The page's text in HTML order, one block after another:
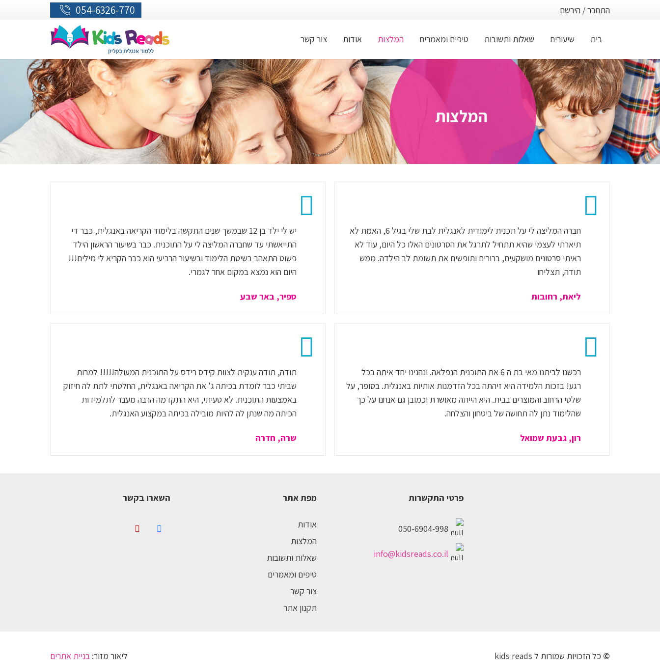
התחבר/ הירשם 054-6326-770
בית שיעורים שאלות ותשובות טיפים ומאמרים המלצות אודות צור קשר
חברה המליצה לי על תכנית לימודית לאנגלית לבת שלי בגיל 6, האמת לא
תיארתי לעצמי שהיא תתחיל לתרגל את הסרטונים האלו כל היום, עוד לא
ראיתי סרטונים מושקעים, ברורים ותופשים את תשומת לב הילדה. ממש
תודה, תצליחו
ליאת, רחובות
יש לי ילד בן 12 שבמשך שנים התקשה בלימוד הקריאה באנגלית, כבר די
התייאשתי עד שחברה המליצה לי על התוכנית. כבר בשיעור הראשון הילד
פשוט התאהב בשיטת הלימוד ובשיעור הרביעי הוא כבר הקריא לי מילים!!!
היום הוא נמצא במקום אחר לגמרי.
ספיר, באר שבע
רכשנו לביתנו מאי בת ה 6 את התוכנית הנפלאה. ונהנינו יחד איתה בכל
רגע! בזכות הלמידה היא זיהתה בכל הזדמנות אותיות באנגלית. בסופר, על
שלטי הרחוב והמוצרים בבית. היא הייתה מאושרת וכמובן גם אנחנו על כך
שהלימוד נתן לה תחושה של ביטחון והצלחה.
רון, גבעת שמואל
תודה, תודה ענקית לצוות קידס רידס על התוכנית המעולה!!!!! למרות
שביתי כבר לומדת בכיתה ג' את הקריאה באנגלית, החלטתי לתת לה חיזוק
באמצעות התוכנית. לא טעיתי, היא התקדמה הרבה מעבר לתלמידות
הכיתה מה שנתן לה להיות מובילה בכיתה במקצוע האנגלית.
שרה, חדרה
פרטי התקשרות
050-6904-998
info@kidsreads.co.il
מפת אתר
אודות
המלצות
שאלות ותשובות
טיפים ומאמרים
צור קשר
תקנון אתר
השארו בקשר
© כל הזכויות שמורות ל kids reads ליאור מזור: בניית אתרים